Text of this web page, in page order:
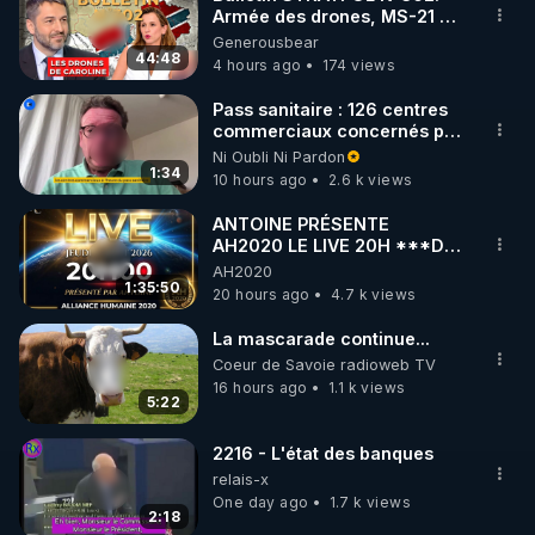
🌱 INSTAGRAM
https://www.instagram.com/rdlr_thierrycasasnovas/
http://rgnr.li/instagram
🌱 LA NEWSLETTER
Pour ne pas rater l’actualité RGNR (stages,
http://rgnr.li/news
🌱 VIDÉOS NON CENSURÉES SUR ODYSEE
Toutes les vidéos Youtube sont aussi sur la
http://rgnr.li/odysee
🌱 LES STAGES EN PRÉSENTIEL
http://rgnr.li/stages
44:48
Armée des drones, MS-21 en
série, missiles coréens.
07.08.2026.
Generousbear
4 hours ago
174 views
1:34
Pass sanitaire : 126 centres
commerciaux concernés par
l'obligation dans toute la
France
Ni Oubli Ni Pardon
10 hours ago
2.6 k views
1:35:50
ANTOINE PRÉSENTE
AH2020 LE LIVE 20H ***DU
06/08/2026***
AH2020
20 hours ago
4.7 k views
5:22
La mascarade continue...
Coeur de Savoie radioweb TV
16 hours ago
1.1 k views
2:18
2216 - L'état des banques
relais-x
One day ago
1.7 k views